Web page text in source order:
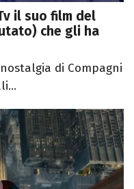
il suo film del
che gli ha
di Compagni